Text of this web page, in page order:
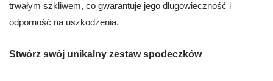
trwałym szkliwem, co gwarantuje jego długowieczność i
odporność na uszkodzenia.
Stwórz swój unikalny zestaw spodeczków